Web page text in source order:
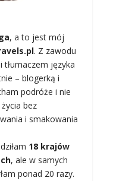
, a to jest mój
. Z zawodu
języka
– blogerką i
podróże i nie
bez
i smakowania
18 krajów
, ale w samych
ponad 20 razy.